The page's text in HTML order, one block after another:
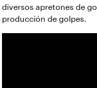
diversos apretones de
producción de golpes.